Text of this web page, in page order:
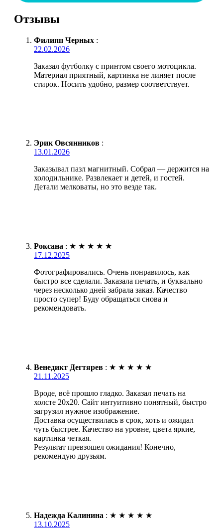
Отзывы
Филипп Черных :
22.02.2026
Заказал футболку с принтом своего мотоцикла.
Материал приятный, картинка не линяет после
стирок. Носить удобно, размер соответствует.
Эрик Овсянников :
13.01.2026
Заказывал пазл магнитный. Собрал — держится на
холодильнике. Развлекает и детей, и гостей.
Детали мелковаты, но это везде так.
Роксана : ★ ★ ★ ★ ★
17.12.2025
Фотографировались. Очень понравилось, как
быстро все сделали. Заказала печать, и буквально
через несколько дней забрала заказ. Качество
просто супер! Буду обращаться снова и
рекомендовать.
Венедикт Дегтярев : ★ ★ ★ ★ ★
21.11.2025
Вроде, всё прошло гладко. Заказал печать на
холсте 20х20. Сайт интуитивно понятный, быстро
загрузил нужное изображение.
Доставка осуществилась в срок, хоть и ожидал
чуть быстрее. Качество на уровне, цвета яркие,
картинка четкая.
Результат превзошел ожидания! Конечно,
рекомендую друзьям.
Надежда Калинина : ★ ★ ★ ★ ★
13.10.2025